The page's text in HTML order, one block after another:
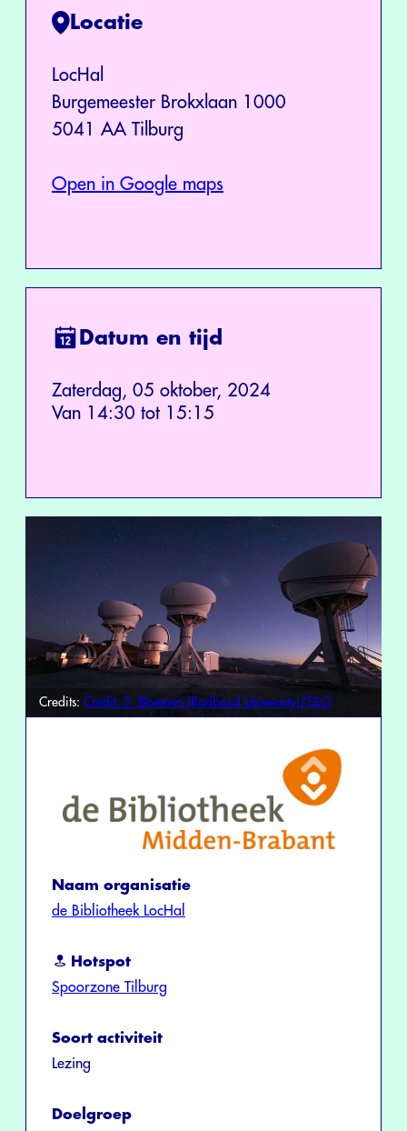
Locatie
LocHal
Burgemeester Brokxlaan 1000
5041 AA Tilburg
Open in Google maps
Datum en tijd
Zaterdag, 05 oktober, 2024
Van 14:30 tot 15:15
Credits: Credit: S. Bloemen (Radboud University)/ESO
Naam organisatie
de Bibliotheek LocHal
Hotspot
Spoorzone Tilburg
Soort activiteit
Lezing
Doelgroep